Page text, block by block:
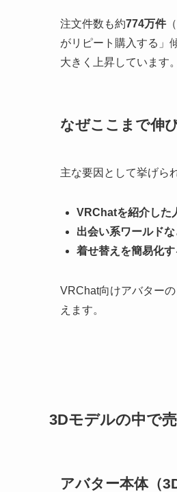
注文件数も約774万件
がリピート購入する」
大きく上昇しています。
なぜここまで伸
主な要因として挙げら
VRChatを紹介した
出会い系ワールド
着せ替えを簡易化
VRChat向けアバター
えます。
3Dモデルの中で
アバター本体（